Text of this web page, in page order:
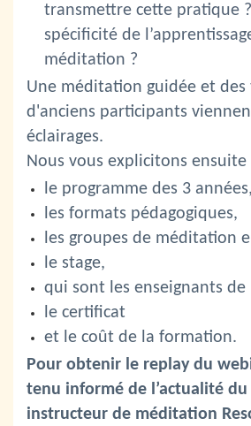
transmettre cette pratique
spécificité de
méditation ?
Une méditation guidée et des
d'anciens participants
éclairages.
Nous vous explicitons
le programme des 3 années,
les formats pédagogiques,
les groupes de méditation
le stage,
qui sont les enseignants
le certificat
et le coût de la formation.
Pour obtenir le replay du
tenu informé de l’actualité du
instructeur de méditation